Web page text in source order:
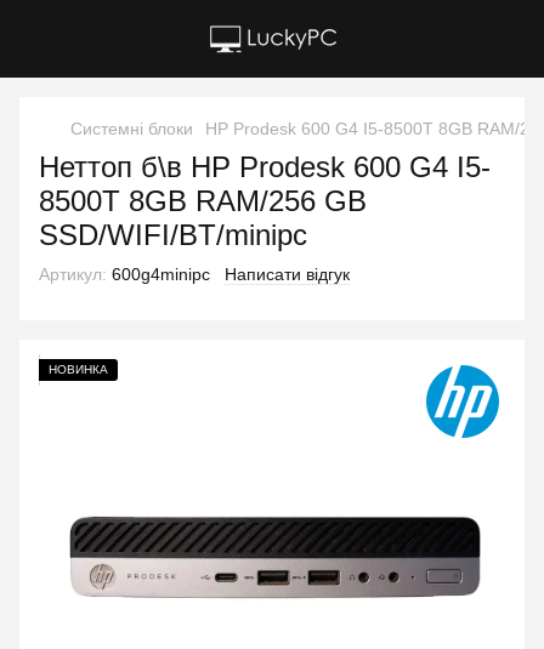
Системні блоки HP Prodesk 600 G4 I5-8500T 8GB RAM/
Неттоп б\в HP Prodesk 600 G4 I5-
8500T 8GB RAM/256 GB
SSD/WIFI/BT/minipc
Артикул: 600g4minipc Написати відгук
НОВИНКА